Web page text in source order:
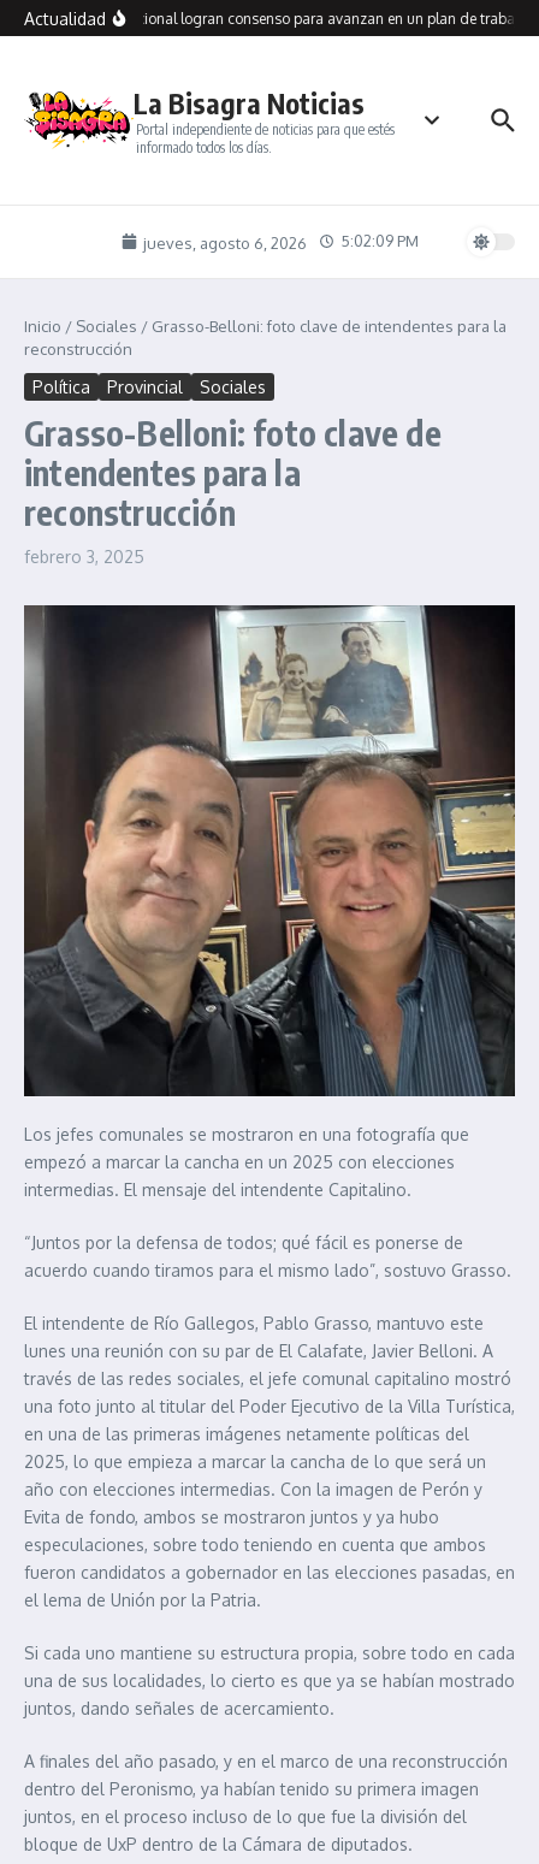
Saltar al contenido
Actualidad
y Vialidad Nacional logran consenso para avanzan en un plan de trabajo
La Bisagra Noticias
Portal independiente de noticias para que estés
informado todos los días.
jueves, agosto 6, 2026 5:02:09 PM
Inicio / Sociales / Grasso-Belloni: foto clave de intendentes para la
reconstrucción
Política Provincial Sociales
Grasso-Belloni: foto clave de
intendentes para la
reconstrucción
febrero 3, 2025
Los jefes comunales se mostraron en una fotografía que
empezó a marcar la cancha en un 2025 con elecciones
intermedias. El mensaje del intendente Capitalino.
“Juntos por la defensa de todos; qué fácil es ponerse de
acuerdo cuando tiramos para el mismo lado”, sostuvo Grasso.
El intendente de Río Gallegos, Pablo Grasso, mantuvo este
lunes una reunión con su par de El Calafate, Javier Belloni. A
través de las redes sociales, el jefe comunal capitalino mostró
una foto junto al titular del Poder Ejecutivo de la Villa Turística,
en una de las primeras imágenes netamente políticas del
2025, lo que empieza a marcar la cancha de lo que será un
año con elecciones intermedias. Con la imagen de Perón y
Evita de fondo, ambos se mostraron juntos y ya hubo
especulaciones, sobre todo teniendo en cuenta que ambos
fueron candidatos a gobernador en las elecciones pasadas, en
el lema de Unión por la Patria.
Si cada uno mantiene su estructura propia, sobre todo en cada
una de sus localidades, lo cierto es que ya se habían mostrado
juntos, dando señales de acercamiento.
A finales del año pasado, y en el marco de una reconstrucción
dentro del Peronismo, ya habían tenido su primera imagen
juntos, en el proceso incluso de lo que fue la división del
bloque de UxP dentro de la Cámara de diputados.